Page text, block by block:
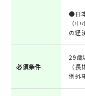
●⽇
（
の経
必須条件
29歳
（
例外